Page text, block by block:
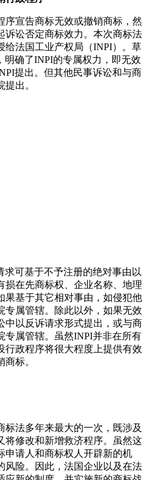
序宣告商标无效或撤销商标，然
诉讼否定商标效力。本次商标法
给法国工业产权局（INPI）。草
明确了INPI的专属权力，即无效
提出。但其他民事诉讼和与商
出。
求可基于不予注册的绝对事由以
损在先商标权、企业名称、地理
果基于其它相对事由，如侵犯他
专属管辖。除此以外，如果无效
中以反诉请求形式提出，或与商
专属管辖。虽然INPI并非在所有
行政程序将很大程度上提供有效
标。
法多年来最大的一次，既涉及
将修改和新增救济程序。虽然这
申请人和商标权人开辟新的机
风险。因此，法国企业以及在法